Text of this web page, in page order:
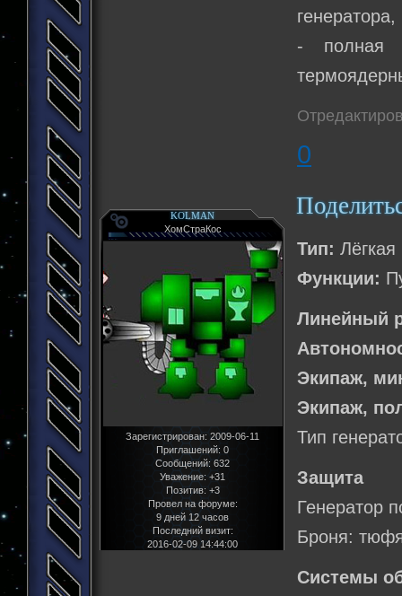
- полная
0
KOLMAN
ХомСтраКос
Зарегистрирован: 2009-06-11
Приглашений: 0
Сообщений: 632
Уважение: +31
Позитив: +3
Провел на форуме:
9 дней 12 часов
Последний визит:
2016-02-09 14:44:00
Тип: Лёгкая
Функции:
Линейный
Экипаж,
Экипаж,
Тип
Защита
Генератор
Броня:
Системы